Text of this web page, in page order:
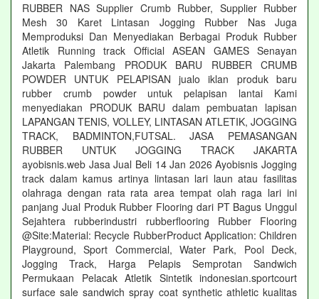
RUBBER NAS Supplier Crumb Rubber, Supplier Rubber
Mesh 30 Karet Lintasan Jogging Rubber Nas Juga
Memproduksi Dan Menyediakan Berbagai Produk Rubber
Atletik Running track Official ASEAN GAMES Senayan
Jakarta Palembang PRODUK BARU RUBBER CRUMB
POWDER UNTUK PELAPISAN jualo iklan produk baru
rubber crumb powder untuk pelapisan lantai Kami
menyediakan PRODUK BARU dalam pembuatan lapisan
LAPANGAN TENIS, VOLLEY, LINTASAN ATLETIK, JOGGING
TRACK, BADMINTON,FUTSAL. JASA PEMASANGAN
RUBBER UNTUK JOGGING TRACK JAKARTA
ayobisnis.web Jasa Jual Beli 14 Jan 2026 Ayobisnis Jogging
track dalam kamus artinya lintasan lari laun atau fasilitas
olahraga dengan rata rata area tempat olah raga lari ini
panjang Jual Produk Rubber Flooring dari PT Bagus Unggul
Sejahtera rubberindustri rubberflooring Rubber Flooring
@Site:Material: Recycle RubberProduct Application: Children
Playground, Sport Commercial, Water Park, Pool Deck,
Jogging Track, Harga Pelapis Semprotan Sandwich
Permukaan Pelacak Atletik Sintetik indonesian.sportcourt
surface sale sandwich spray coat synthetic athletic kualitas